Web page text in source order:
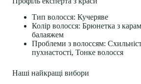
Тип волосся: Кучеряве
Колір волосся: Брюнетка з
балаяжем
Проблеми з волоссям:
пухнастості, Тонке волосся
Наші найкращі вибори